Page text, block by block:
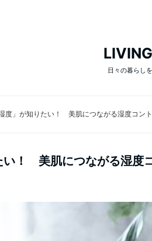
日々の暮らし
度」が知りたい！ 美肌につながる湿度コン
い！ 美肌につながる湿度